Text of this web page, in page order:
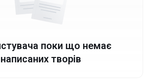
поки що немає
написаних творів